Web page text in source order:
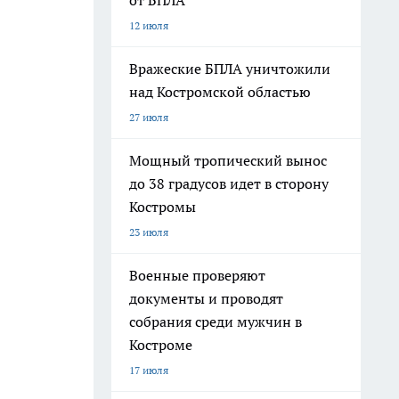
12 июля
Вражеские БПЛА уничтожили
над Костромской областью
27 июля
Мощный тропический вынос
до 38 градусов идет в сторону
Костромы
23 июля
Военные проверяют
документы и проводят
собрания среди мужчин в
Костроме
17 июля